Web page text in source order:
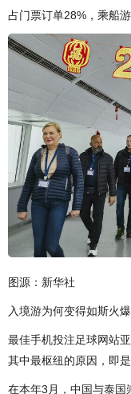
占门票订单28%，乘船
图源：新华社
入境游为何变得如斯火
最佳手机投注足球网站
其中最枢纽的原因，即是
在本年3月，中国与泰国